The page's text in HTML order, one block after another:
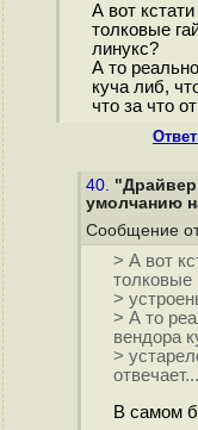
А вот
толковые
линукс?
А то
куча либ,
что за что
40. "Драйвер
умолчанию
Сообщение
> А вот
толковые
>
> А то
вендора
>
отвечает...
В самом